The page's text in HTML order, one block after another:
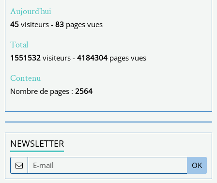
Aujourd'hui
45 visiteurs - 83 pages vues
Total
1551532 visiteurs - 4184304 pages vues
Contenu
Nombre de pages : 2564
NEWSLETTER
OK